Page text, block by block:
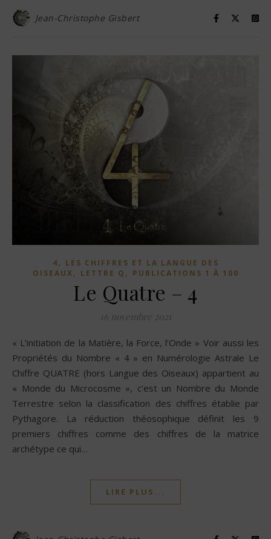
Jean-Christophe Gisbert
4, LES CHIFFRES ET LA LANGUE DES
OISEAUX, LETTRE Q , PUBLICATIONS 1 À 100
Le Quatre – 4
16 novembre 2021
« L’initiation de la Matière, la Force, l’Onde » Voir aussi les
Propriétés du Nombre « 4 » en Numérologie Astrale Le
Chiffre QUATRE (hors Langue des Oiseaux) appartient au
« Monde du Microcosme », c’est un Nombre du Monde
Terrestre selon la classification des chiffres établie par
Pythagore. La réduction théosophique définit les 9
premiers chiffres comme des chiffres de la matrice
archétype ce qui…
LIRE PLUS...